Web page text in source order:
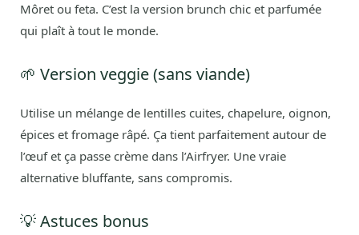
Môret ou feta. C’est la version brunch chic et parfumée
qui plaît à tout le monde.
🌱 Version veggie (sans viande)
Utilise un mélange de lentilles cuites, chapelure, oignon,
épices et fromage râpé. Ça tient parfaitement autour de
l’œuf et ça passe crème dans l’Airfryer. Une vraie
alternative bluffante, sans compromis.
💡 Astuces bonus